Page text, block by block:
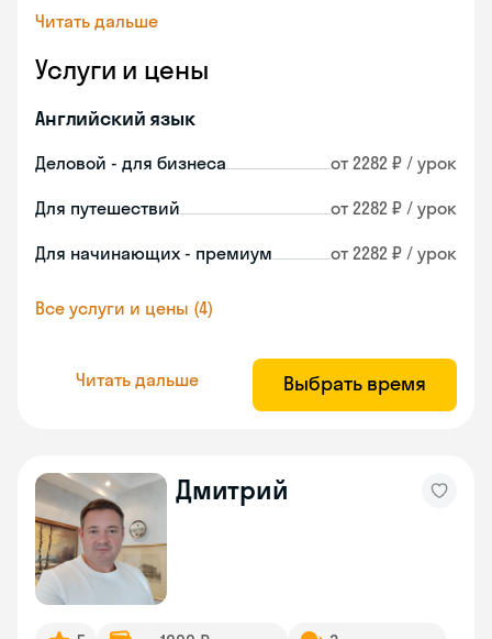
Читать дальше
Услуги и цены
Английский язык
Деловой - для бизнеса от 2282 ₽ / урок
Для путешествий от 2282 ₽ / урок
Для начинающих - премиум от 2282 ₽ / урок
Все услуги и цены (4)
Читать дальше Выбрать время
Дмитрий